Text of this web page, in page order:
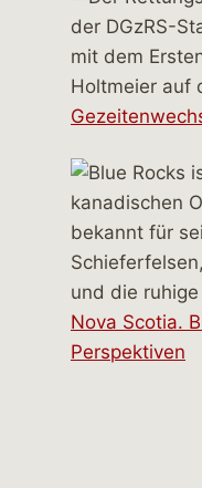
Nova Scotia.
Perspektiven